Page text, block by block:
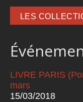
LES
LIVRE PARIS
mars
15/03/2018